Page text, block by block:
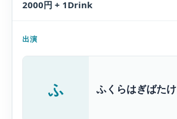
2000円 + 1Drink
出演
ふ ふくらはぎばたけ